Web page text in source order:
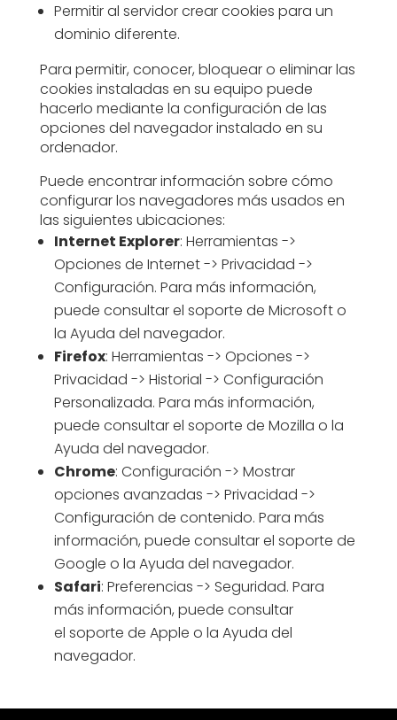
Permitir al servidor crear cookies para un
dominio diferente.
Para permitir, conocer, bloquear o eliminar las
cookies instaladas en su equipo puede
hacerlo mediante la configuración de las
opciones del navegador instalado en su
ordenador.
Puede encontrar información sobre cómo
configurar los navegadores más usados en
las siguientes ubicaciones:
Internet Explorer: Herramientas ->
Opciones de Internet -> Privacidad ->
Configuración. Para más información,
puede consultar el soporte de Microsofto
la Ayuda del navegador.
Firefox: Herramientas -> Opciones ->
Privacidad -> Historial -> Configuración
Personalizada. Para más información,
puede consultar el soporte de Mozilla o la
Ayuda del navegador.
Chrome: Configuración -> Mostrar
opciones avanzadas -> Privacidad ->
Configuración de contenido. Para más
información, puede consultar el soporte de
Google o la Ayuda del navegador.
Safari: Preferencias -> Seguridad. Para
más información, puede consultar
el soporte de Apple o la Ayuda del
navegador.